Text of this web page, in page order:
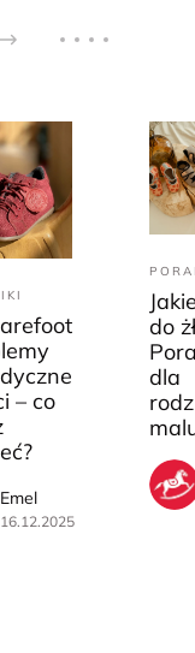
– co
Emel
16.12.2025
do
dla